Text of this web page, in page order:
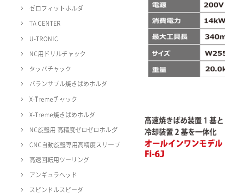
ゼロフィットホルダ
TA CENTER
U-TRONIC
NC用ドリルチャック
タッパチャック
バランサブル焼きばめホルダ
X-Tremeチャック
X-Treme焼きばめホルダ
NC旋盤用 高精度ゼロゼロホルダ
CNC自動旋盤専用高精度スリーブ
高速回転用ツーリング
アンギュラヘッド
スピンドルスピーダ